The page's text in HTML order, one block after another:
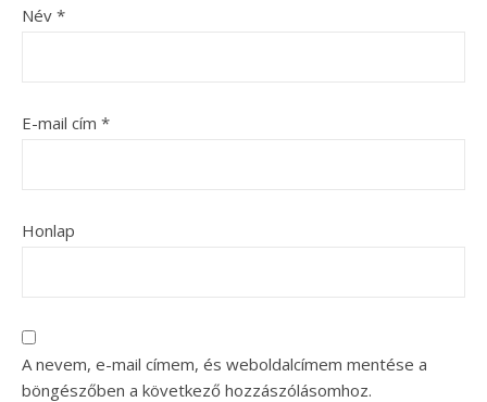
Név *
E-mail cím *
Honlap
A nevem, e-mail címem, és weboldalcímem mentése a
böngészőben a következő hozzászólásomhoz.